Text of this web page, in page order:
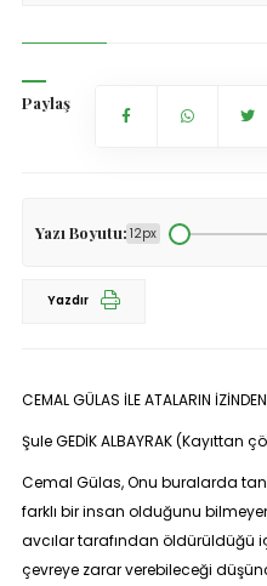
Paylaş
Yazı Boyutu: 12px
Yazdır
CEMAL GÜLAS İLE ATALARIN
Şule GEDİK ALBAYRAK (Kayıttan
Cemal Gülas, Onu buralarda
farklı bir insan olduğunu
avcılar tarafından öldürüldüğü
çevreye zarar verebileceği